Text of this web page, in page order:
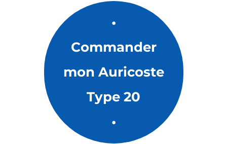
•
Commander
mon Auricoste
Type 20
•